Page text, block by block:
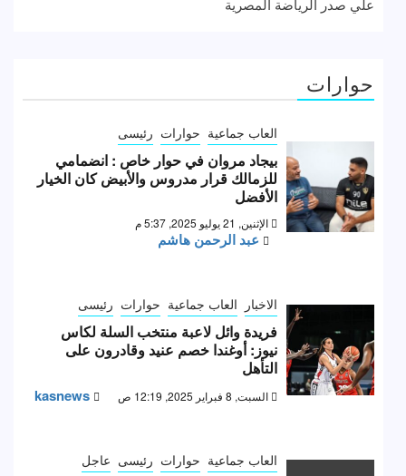
علي صدر الرياضة المصرية
حوارات
العاب جماعية حوارات رئيسى
بيجاد مروان في حوار خاص : انضمامي
للزمالك قرار مدروس والأبيض كان الخيار
الأفضل
الإثنين, 21 يوليو 2025, 5:37 م
عبد الرحمن هاشم
الاخبار العاب جماعية حوارات رئيسى
فريدة وائل لاعبة منتخب السلة لكاس
نيوز: أوغندا خصم عنيد وقادرون على
التأهل
السبت, 8 فبراير 2025, 12:19 ص kasnews
العاب جماعية حوارات رئيسى عاجل